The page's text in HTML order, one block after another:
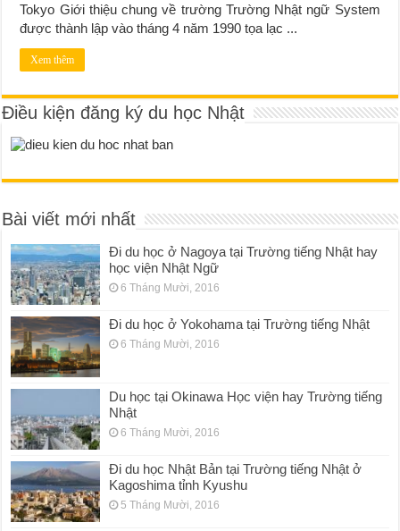
Tokyo Giới thiệu chung về trường Trường Nhật ngữ System
được thành lập vào tháng 4 năm 1990 tọa lạc ...
Xem thêm
Điều kiện đăng ký du học Nhật
Bài viết mới nhất
Đi du học ở Nagoya tại Trường tiếng Nhật hay
học viện Nhật Ngữ
6 Tháng Mười, 2016
Đi du học ở Yokohama tại Trường tiếng Nhật
6 Tháng Mười, 2016
Du học tại Okinawa Học viện hay Trường tiếng
Nhật
6 Tháng Mười, 2016
Đi du học Nhật Bản tại Trường tiếng Nhật ở
Kagoshima tỉnh Kyushu
5 Tháng Mười, 2016